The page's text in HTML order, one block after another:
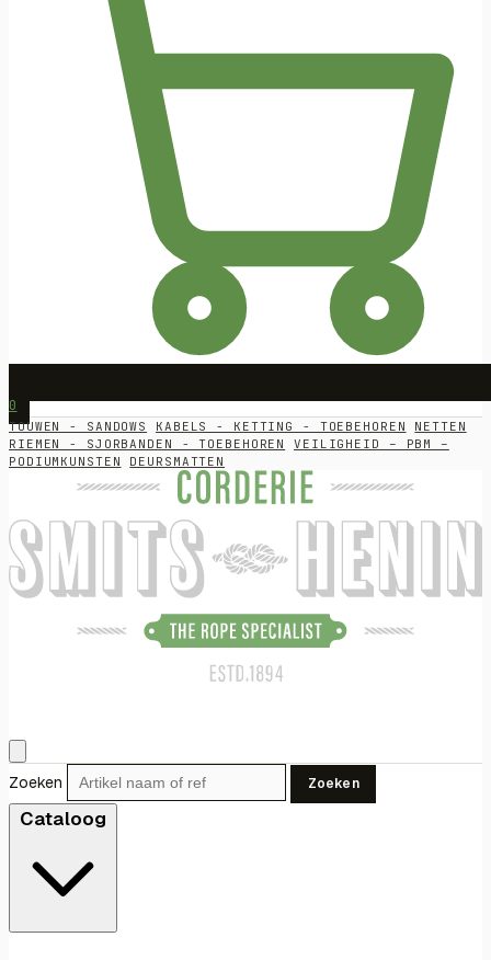
0
TOUWEN - SANDOWS KABELS - KETTING - TOEBEHOREN
NETTEN
RIEMEN - SJORBANDEN - TOEBEHOREN
VEILIGHEID – PBM –
PODIUMKUNSTEN
DEURSMATTEN
Zoeken Zoeken
Cataloog